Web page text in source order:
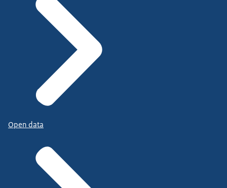
Open data